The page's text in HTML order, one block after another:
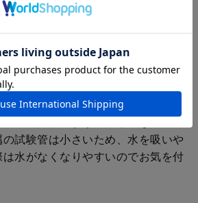
り、砕いたり削ったりして形づくっ
は環境にやさしく、石油系とは異
等がありません。角度を変えるごと
現不可能な一点物です。
かきのスタンドとしても活躍しま
がまちまちなので、いくつか並べる
試験管は小さいため、水を吸いや
水がなくなりやすいのでお気を付